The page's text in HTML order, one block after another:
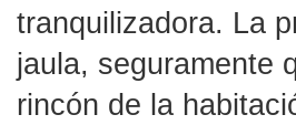
tranquilizadora. La
jaula, seguramente
rincón de la